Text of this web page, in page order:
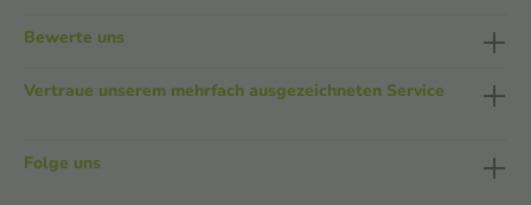
Bewerte uns
Vertraue unserem mehrfach ausgezeichneten Service
Folge uns